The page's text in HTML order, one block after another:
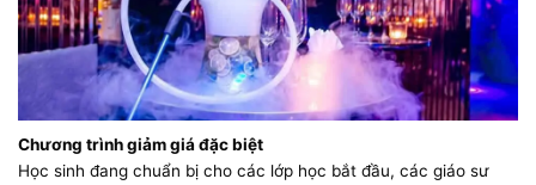
Chương trình giảm giá đặc biệt
Học sinh đang chuẩn bị cho các lớp học bắt đầu, các giáo sư